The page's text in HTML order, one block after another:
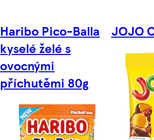
Haribo Pico-Balla
kyselé želé s
ovocnými
příchutěmi 80g
JOJO